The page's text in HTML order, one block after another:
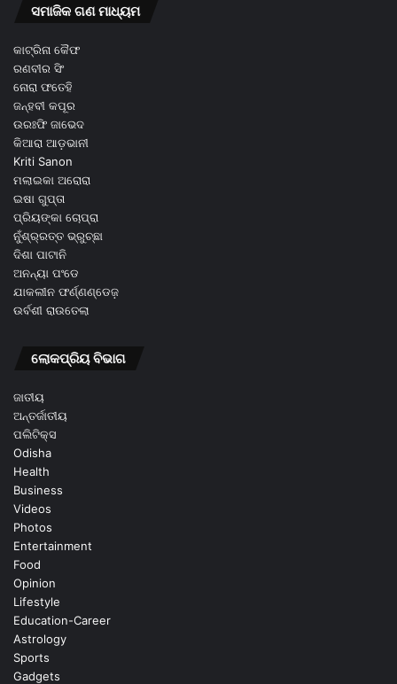
ସମାଜିକ ଗଣ ମାଧ୍ୟମ
କାଟ୍ରିନା କୈଫ
ରଣବୀର ସିଂ
ନୋରା ଫତେହି
ଜନ୍ହବୀ କପୂର
ଉରଃଫି ଜାଭେଦ
କିଆରା ଆଡ଼ଭାନୀ
Kriti Sanon
ମଲାଇକା ଅରୋରା
ଇଷା ଗୁପ୍ତା
ପ୍ରିୟଙ୍କା ଚୋପ୍ରା
ନୁଁଶ୍ର୍ରତ୍ତ ଭ୍ରୁଚ୍ଛା
ଦିଶା ପାଟାନି
ଅନନ୍ୟା ପଂଡେ
ଯାକଲୀନ ଫର୍ଣ୍ଣଣ୍ଡେଜ଼
ଉର୍ବଶୀ ରାଉତେଲା
ଲୋକପ୍ରିୟ ବିଭାଗ
ଜାତୀୟ
ଅନ୍ତର୍ଜାତୀୟ
ପଲିଟିକ୍ସ
Odisha
Health
Business
Videos
Photos
Entertainment
Food
Opinion
Lifestyle
Education-Career
Astrology
Sports
Gadgets